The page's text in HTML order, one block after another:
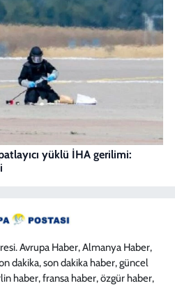
yüklü İHA gerilimi:
Avrupa Haber, Almanya Haber,
dakika, son dakika haber, güncel
haber, fransa haber, özgür haber,